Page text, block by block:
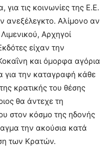
τις κοινωνίες της Ε.Ε.
ανεξέλεγκτο. Αλίμονο αν
Αρχηγοί
είχαν την
και όμορφα αγόρια
για την καταγραφή κάθε
κρατικής του θέσης
θα άντεχε τη
στον κόσμο της ηδονής
την ακούσια κατά
των Κρατών.